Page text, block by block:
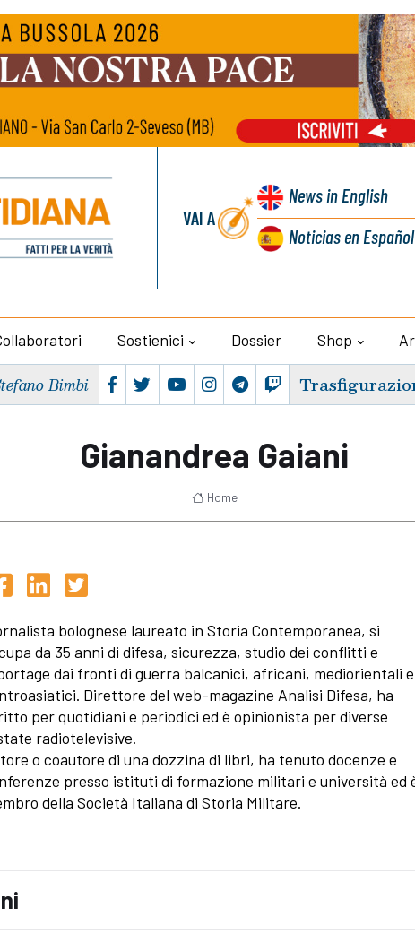
VAI A
Newsin English
Noticiasen Español
Sostienici Dossier Shop
Bimbi
Gianandrea Gaiani
Home
bolognese laureato in Storia Contemporanea, si
da 35 anni di difesa, sicurezza, studio dei conflitti e
dai fronti di guerra balcanici, africani, mediorientali e
Direttore del web-magazine Analisi Difesa, ha
per quotidiani e periodici ed è opinionista per diverse
radiotelevisive.
o coautore di una dozzina di libri, ha tenuto docenze e
presso istituti di formazione militari e università ed
della Società Italiana di Storia Militare.